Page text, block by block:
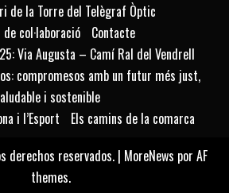
de la Torre del Telègraf Òptic
de col·laboració
Contacte
Via Augusta – Camí Ral del Vendrell
compromesos amb un futur més just,
i sostenible
i l’Esport
Els camins de la comarca
derechos reservados. | MoreNews por AF
themes.